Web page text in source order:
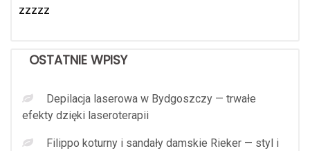
zzzzz
OSTATNIE WPISY
Depilacja laserowa w Bydgoszczy — trwałe
efekty dzięki laseroterapii
Filippo koturny i sandały damskie Rieker — styl i